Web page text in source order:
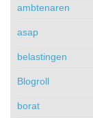
ambtenaren
asap
belastingen
Blogroll
borat